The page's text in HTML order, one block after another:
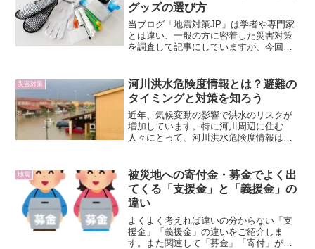
グッズの選び方
当ブログ「地震対策JP」は学者や専門家
とは違い、一般の方に密着した災害対策
を調査して記事にしていますが、今回は
災の日や3.11などが近づくと、様々なメ
ディアが便利な防災...
災害対策
河川洪水危険度情報とは？避難の
タイミングと対策を知ろう
近年、気候変動の影響で洪水のリスクが
増加しています。特に河川周辺に住む
人々にとって、河川洪水危険度情報は、
険性が高まった際に発せられ、速やかな
避難を促します。本記事では...
地震
被災地への寄付金・募金でよく出
てくる「支援金」と「義援金」の
違い
よくよく考えれば違いの分からない「支
援金」「義援金」の違いをご紹介しま
す。また関連して「募金」「寄付」があ